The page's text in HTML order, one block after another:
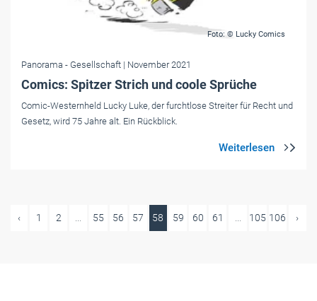
Foto: © Lucky Comics
Panorama - Gesellschaft | November 2021
Comics: Spitzer Strich und coole Sprüche
Comic-Westernheld Lucky Luke, der furchtlose Streiter für Recht und
Gesetz, wird 75 Jahre alt. Ein Rückblick.
‹ 1 2 ... 55 56 57 58 59 60 61 ... 105 106 ›